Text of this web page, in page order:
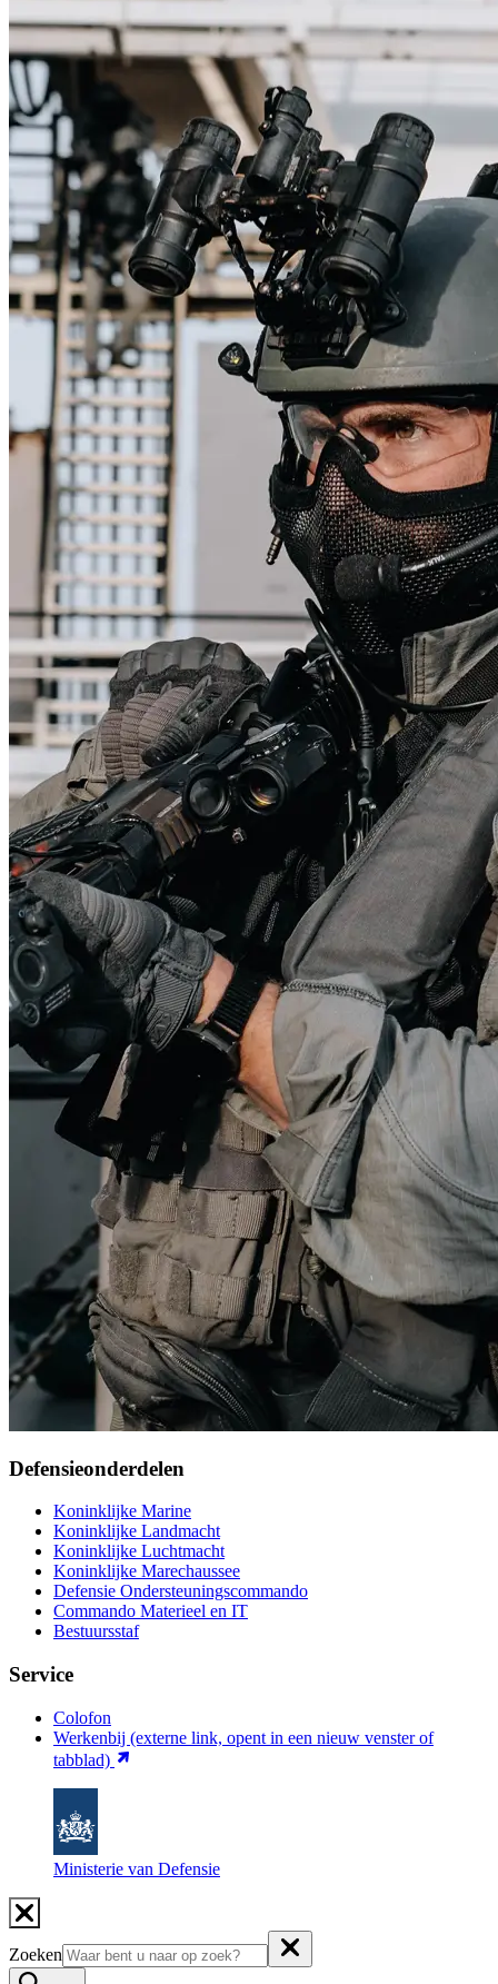
Defensieonderdelen
Koninklijke Marine
Koninklijke Landmacht
Koninklijke Luchtmacht
Koninklijke Marechaussee
Defensie Ondersteuningscommando
Commando Materieel en IT
Bestuursstaf
Service
Colofon
Werkenbij (externe link, opent in een nieuw venster of
tabblad)
Ministerie van Defensie
Zoeken